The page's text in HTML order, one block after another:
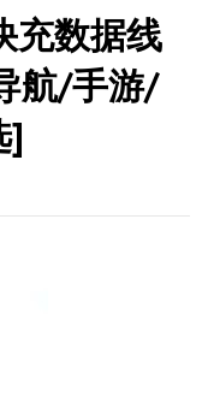
充数据线
航/手游/
]